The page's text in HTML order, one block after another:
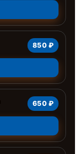
850 ₽
650 ₽